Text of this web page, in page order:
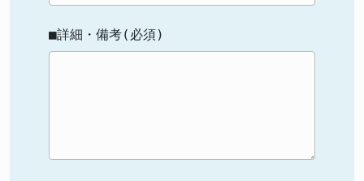
■詳細・備考(必須)